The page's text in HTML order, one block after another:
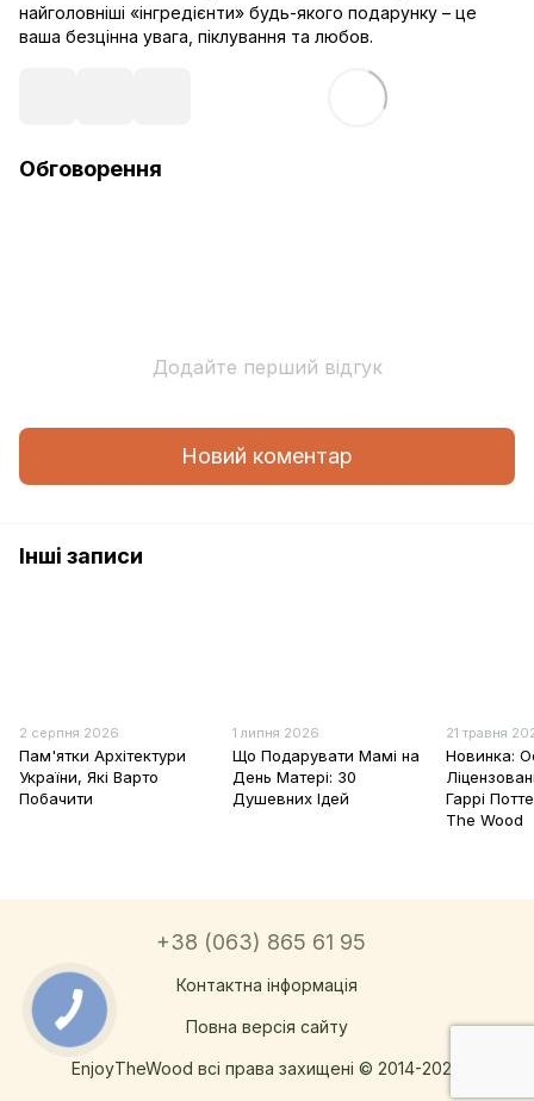
найголовніші «інгредієнти» будь-якого подарунку – це
ваша безцінна увага, піклування та любов.
Обговорення
Додайте перший відгук
Новий коментар
Інші записи
2 серпня 2026
Пам'ятки Архітектури
України, Які Варто
Побачити
1 липня 2026
Що Подарувати Мамі на
День Матері: 30
Душевних Ідей
21 травня
Новинка:
Гаррі
The Wood
+38 (063) 865 61 95
Контактна інформація
Повна версія сайту
EnjoyTheWood всі права захищені © 2014-2026